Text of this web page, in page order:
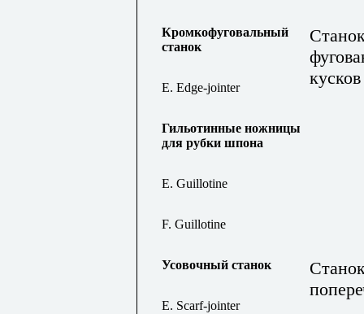
Кромкофуговальный
станок
E. Edge-jointer
Гильотинные ножницы
для рубки шпона
E. Guillotine
F. Guillotine
Усовочный станок
E. Scarf-jointer